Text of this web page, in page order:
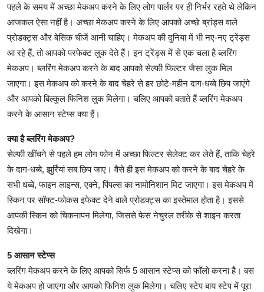
पहले के समय में अच्छा मेकअप करने के लिए लोग पार्लर पर ही निर्भर रहते थे लेकिन
आजकल ऐसा नहीं है। अच्छा मेकअप करने के लिए आपको अच्छे ब्रांड्स वाले
प्रोडक्ट्स और बेसिक चीजें आनी चाहिए। मेकअप की दुनिया में भी नए-नए ट्रेंड्स
आ रहे हैं, तो आपको परफेक्ट लुक देते हैं। इन ट्रेंड्स में से एक चला है ब्लरिंग
मेकअप। ब्लरिंग मेकअप करने के बाद आपको सेल्फी फिल्टर जैसा लुक मिल
जाएगा। इस मेकअप को करने के बाद चेहरे से हर छोटे-महीन दाग-धब्बे छिप जाएंगे
और आपको बिल्कुल फिनिश लुक मिलेगा। चलिए आपको बताते हैं ब्लरिंग मेकअप
करने के आसान स्टेप्स क्या हैं।
क्या है ब्लरिंग मेकअप?
सेल्फी खींचने से पहले हम लोग फोन में अच्छा फिल्टर सेलेक्ट कर लेते हैं, ताकि चेहरे
के दाग-धब्बे, झुर्रियां सब छिप जाए। वैसे ही इस मेकअप को करने के बाद चेहरे के
सभी धब्बे, फाइन लाइन्स, एक्ने, पिंपल्स का नामोनिशान मिट जाएगा। इस मेकअप में
स्किन पर सॉफ्ट-फोकस इफेक्ट देने वाले प्रोडक्ट्स का इस्तेमाल होता है। इससे
आपकी स्किन को चिकनापन मिलेगा, जिससे फेस नेचुरल तरीके से शाइन करता
दिखेगा।
5 आसान स्टेप्स
ब्लरिंग मेकअप करने के लिए आपको सिर्फ 5 आसान स्टेप्स को फॉलो करना है। बस
ये मेकअप हो जाएगा और आपको फिनिश लुक मिलेगा। चलिए स्टेप बाय स्टेप में पूरा